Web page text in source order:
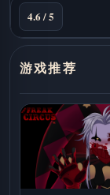
4.6 / 5
游戏推荐